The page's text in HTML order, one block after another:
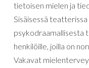
tietoisen mielen ja
Sisäisessä teatterissa
psykodraamallisesta
henkilöille, joilla on
Vakavat